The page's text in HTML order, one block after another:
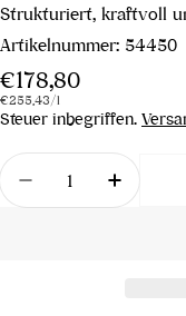
Strukturiert, kraftvoll
Artikelnummer: 54450
Regulärer
Preis
€178,80
Stückpreis
€255,43/pro
l
Steuer inbegriffen.
Menge
Menge fürMenge